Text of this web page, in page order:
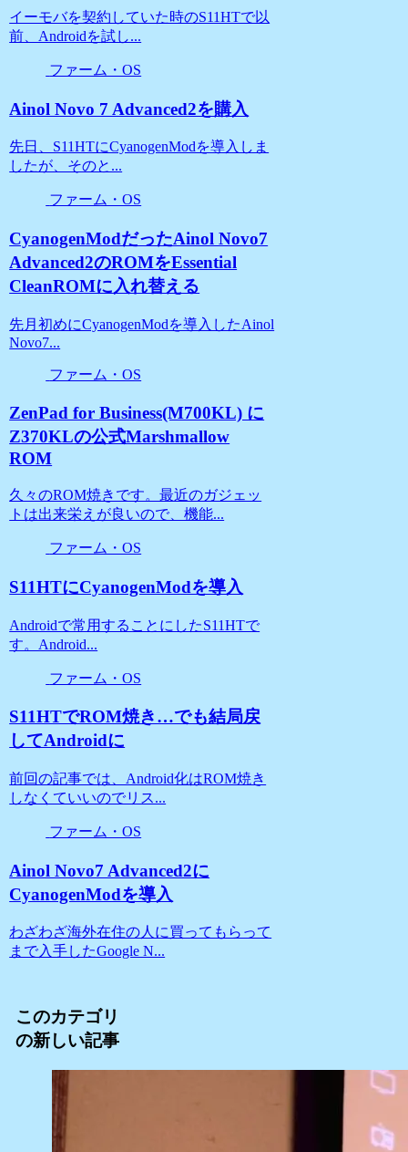
イーモバを契約していた時のS11HTで以
前、Androidを試し...
ファーム・OS
Ainol Novo 7 Advanced2を購入
先日、S11HTにCyanogenModを導入しま
したが、そのと...
ファーム・OS
CyanogenModだったAinol Novo7
Advanced2のROMをEssential
CleanROMに入れ替える
先月初めにCyanogenModを導入したAinol
Novo7...
ファーム・OS
ZenPad for Business(M700KL) に
Z370KLの公式Marshmallow
ROM
久々のROM焼きです。最近のガジェッ
トは出来栄えが良いので、機能...
ファーム・OS
S11HTにCyanogenModを導入
Androidで常用することにしたS11HTで
す。Android...
ファーム・OS
S11HTでROM焼き…でも結局戻
してAndroidに
前回の記事では、Android化はROM焼き
しなくていいのでリス...
ファーム・OS
Ainol Novo7 Advanced2に
CyanogenModを導入
わざわざ海外在住の人に買ってもらって
まで入手したGoogle N...
このカテゴリ
の新しい記事